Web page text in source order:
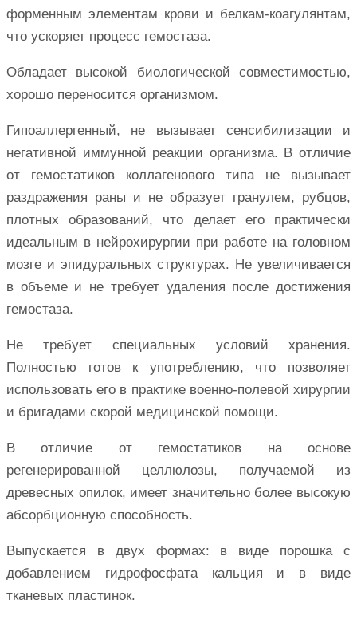
форменным элементам крови и белкам-коагулянтам,
что ускоряет процесс гемостаза.
Обладает высокой биологической совместимостью,
хорошо переносится организмом.
Гипоаллергенный, не вызывает сенсибилизации и
негативной иммунной реакции организма. В отличие
от гемостатиков коллагенового типа не вызывает
раздражения раны и не образует гранулем, рубцов,
плотных образований, что делает его практически
идеальным в нейрохирургии при работе на головном
мозге и эпидуральных структурах. Не увеличивается
в объеме и не требует удаления после достижения
гемостаза.
Не требует специальных условий хранения.
Полностью готов к употреблению, что позволяет
использовать его в практике военно-полевой хирургии
и бригадами скорой медицинской помощи.
В отличие от гемостатиков на основе
регенерированной целлюлозы, получаемой из
древесных опилок, имеет значительно более высокую
абсорбционную способность.
Выпускается в двух формах: в виде порошка с
добавлением гидрофосфата кальция и в виде
тканевых пластинок.